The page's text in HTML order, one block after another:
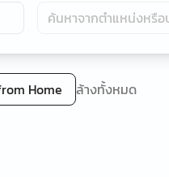
Home ล้างทั้งหมด